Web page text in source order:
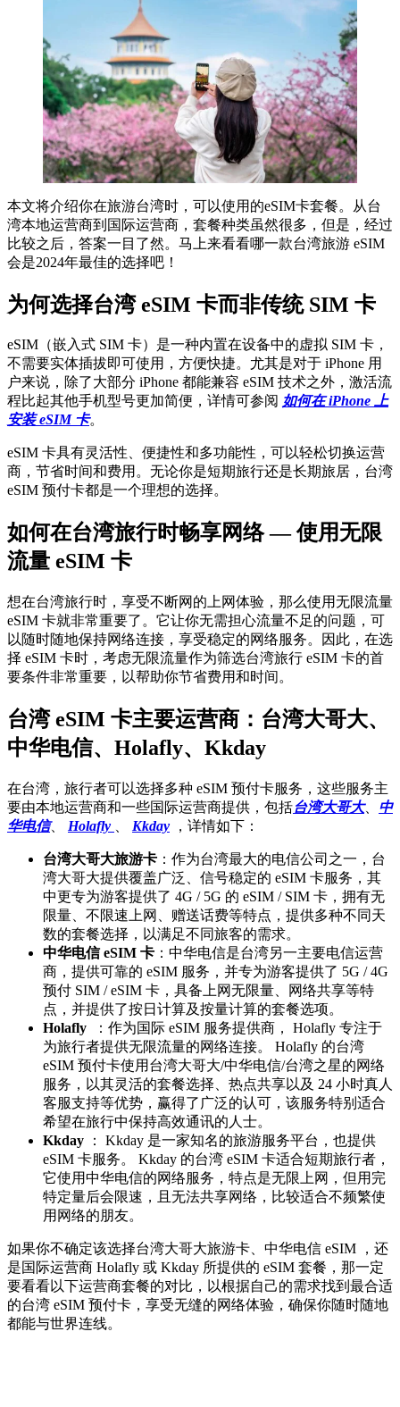
本文将介绍你在旅游台湾时，可以使用的eSIM卡套餐。从台
湾本地运营商到国际运营商，套餐种类虽然很多，但是，经过
比较之后，答案一目了然。马上来看看哪一款台湾旅游 eSIM
会是2024年最佳的选择吧！
为何选择台湾 eSIM 卡而非传统 SIM 卡
eSIM（嵌入式 SIM 卡）是一种内置在设备中的虚拟 SIM 卡，
不需要实体插拔即可使用，方便快捷。尤其是对于 iPhone 用
户来说，除了大部分 iPhone 都能兼容 eSIM 技术之外，激活流
程比起其他手机型号更加简便，详情可参阅 如何在 iPhone 上
安装 eSIM 卡。
eSIM 卡具有灵活性、便捷性和多功能性，可以轻松切换运营
商，节省时间和费用。无论你是短期旅行还是长期旅居，台湾
eSIM 预付卡都是一个理想的选择。
如何在台湾旅行时畅享网络 — 使用无限
流量 eSIM 卡
想在台湾旅行时，享受不断网的上网体验，那么使用无限流量
eSIM 卡就非常重要了。它让你无需担心流量不足的问题，可
以随时随地保持网络连接，享受稳定的网络服务。因此，在选
择 eSIM 卡时，考虑无限流量作为筛选台湾旅行 eSIM 卡的首
要条件非常重要，以帮助你节省费用和时间。
台湾 eSIM 卡主要运营商：台湾大哥大、
中华电信、Holafly、Kkday
在台湾，旅行者可以选择多种 eSIM 预付卡服务，这些服务主
要由本地运营商和一些国际运营商提供，包括台湾大哥大、 中
华电信、 Holafly Kkday ，详情如下：
台湾大哥大旅游卡 ：作为台湾最大的电信公司之一，台
湾大哥大提供覆盖广泛、信号稳定的 eSIM 卡服务，其
中更专为游客提供了 4G / 5G 的 eSIM / SIM 卡，拥有无
限量、不限速上网、赠送话费等特点，提供多种不同天
数的套餐选择，以满足不同旅客的需求。
中华电信 eSIM 卡 ：中华电信是台湾另一主要电信运营
商，提供可靠的 eSIM 服务，并专为游客提供了 5G / 4G
预付 SIM / eSIM 卡，具备上网无限量、网络共享等特
点，并提供了按日计算及按量计算的套餐选项。
Holafly
：作为国际 eSIM 服务提供商， Holafly 专注于
为旅行者提供无限流量的网络连接。 Holafly 的台湾
eSIM 预付卡使用台湾大哥大/中华电信/台湾之星的网络
服务，以其灵活的套餐选择、热点共享以及 24 小时真人
客服支持等优势，赢得了广泛的认可，该服务特别适合
希望在旅行中保持高效通讯的人士。
Kkday
： Kkday 是一家知名的旅游服务平台，也提供
eSIM 卡服务。 Kkday 的台湾 eSIM 卡适合短期旅行者，
它使用中华电信的网络服务，特点是无限上网，但用完
特定量后会限速，且无法共享网络，比较适合不频繁使
用网络的朋友。
如果你不确定该选择台湾大哥大旅游卡、中华电信 eSIM ，还
是国际运营商 Holafly 或 Kkday 所提供的 eSIM 套餐，那一定
要看看以下运营商套餐的对比，以根据自己的需求找到最合适
的台湾 eSIM 预付卡，享受无缝的网络体验，确保你随时随地
都能与世界连线。